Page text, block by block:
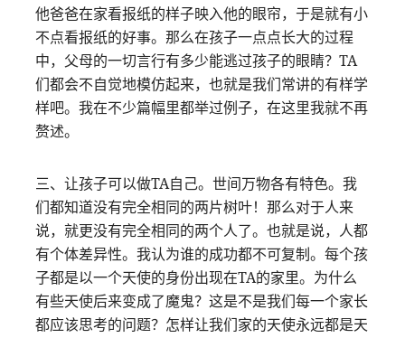
他爸爸在家看报纸的样子映入他的眼帘，于是就有小
不点看报纸的好事。那么在孩子一点点长大的过程
中，父母的一切言行有多少能逃过孩子的眼睛？TA
们都会不自觉地模仿起来，也就是我们常讲的有样学
样吧。我在不少篇幅里都举过例子，在这里我就不再
赘述。
三、让孩子可以做TA自己。世间万物各有特色。我
们都知道没有完全相同的两片树叶！那么对于人来
说，就更没有完全相同的两个人了。也就是说，人都
有个体差异性。我认为谁的成功都不可复制。每个孩
子都是以一个天使的身份出现在TA的家里。为什么
有些天使后来变成了魔鬼？这是不是我们每一个家长
都应该思考的问题？怎样让我们家的天使永远都是天